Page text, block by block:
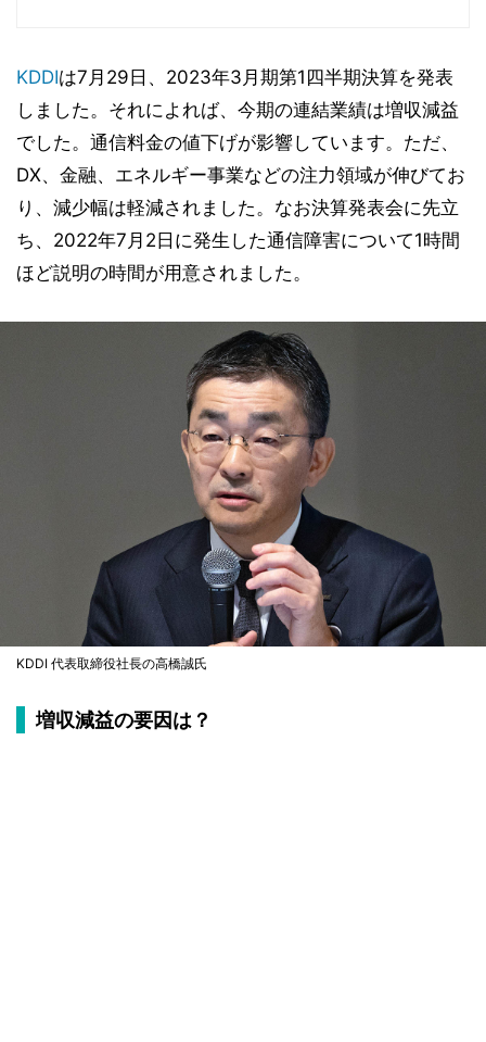
KDDIは7月29日、2023年3月期第1四半期決算を発表
しました。それによれば、今期の連結業績は増収減益
でした。通信料金の値下げが影響しています。ただ、
DX、金融、エネルギー事業などの注力領域が伸びてお
り、減少幅は軽減されました。なお決算発表会に先立
ち、2022年7月2日に発生した通信障害について1時間
ほど説明の時間が用意されました。
KDDI 代表取締役社長の高橋誠氏
増収減益の要因は？